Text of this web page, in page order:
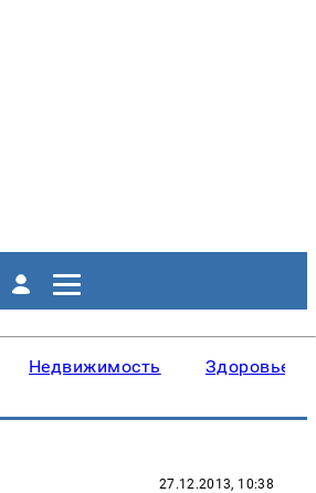
Недвижимость Здоровье
27.12.2013, 10:38